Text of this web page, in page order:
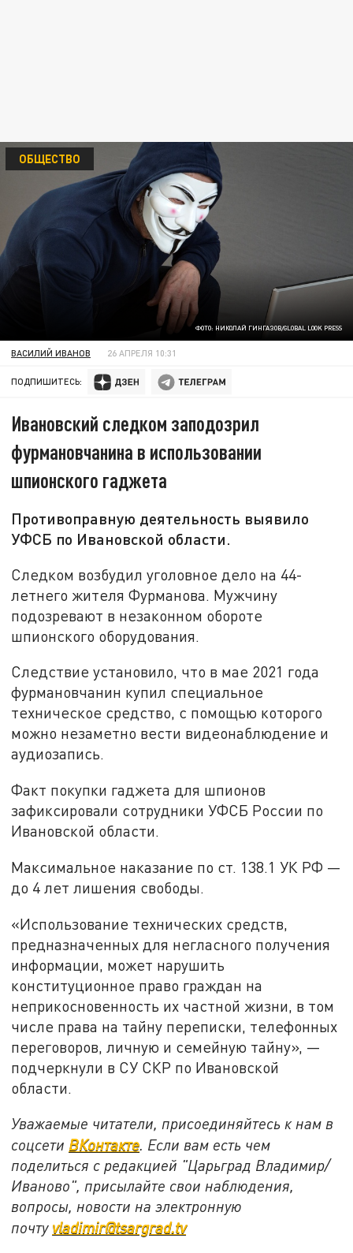
ФОТО: НИКОЛАЙ ГИНГАЗОВ/GLOBAL LOOK PRESS
ОБЩЕСТВО
ВАСИЛИЙ ИВАНОВ 26 АПРЕЛЯ 10:31
ПОДПИШИТЕСЬ:
Ивановский следком заподозрил
фурмановчанина в использовании
шпионского гаджета
Противоправную деятельность выявило
УФСБ по Ивановской области.
Следком возбудил уголовное дело на 44-
летнего жителя Фурманова. Мужчину
подозревают в незаконном обороте
шпионского оборудования.
Следствие установило, что в мае 2021 года
фурмановчанин купил специальное
техническое средство, с помощью которого
можно незаметно вести видеонаблюдение и
аудиозапись.
Факт покупки гаджета для шпионов
зафиксировали сотрудники УФСБ России по
Ивановской области.
Максимальное наказание по ст. 138.1 УК РФ —
до 4 лет лишения свободы.
«Использование технических средств,
предназначенных для негласного получения
информации, может нарушить
конституционное право граждан на
неприкосновенность их частной жизни, в том
числе права на тайну переписки, телефонных
переговоров, личную и семейную тайну», —
подчеркнули в СУ СКР по Ивановской
области.
Уважаемые читатели, присоединяйтесь к нам в
соцсети ВКонтакте. Если вам есть чем
поделиться с редакцией "Царьград Владимир/
Иваново", присылайте свои наблюдения,
вопросы, новости на электронную
почту vladimir@tsargrad.tv